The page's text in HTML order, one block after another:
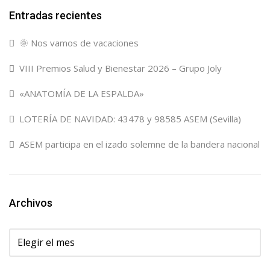
Entradas recientes
🌞 Nos vamos de vacaciones
VIII Premios Salud y Bienestar 2026 – Grupo Joly
«ANATOMÍA DE LA ESPALDA»
LOTERÍA DE NAVIDAD: 43478 y 98585 ASEM (Sevilla)
ASEM participa en el izado solemne de la bandera nacional
Archivos
Archivos